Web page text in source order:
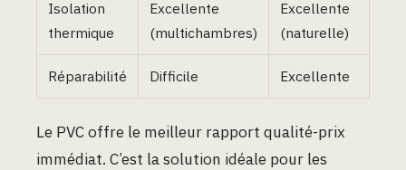
Isolation
thermique
Excellente
(multichambres)
Excellente
(naturelle)
Réparabilité Difficile Excellente
Le PVC offre le meilleur rapport qualité-prix
immédiat. C’est la solution idéale pour les